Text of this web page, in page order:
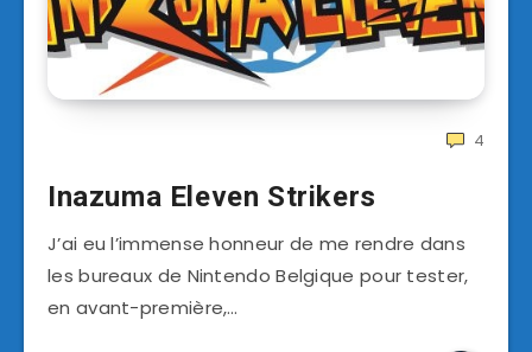
4
Inazuma Eleven Strikers
J’ai eu l’immense honneur de me rendre dans
les bureaux de Nintendo Belgique pour tester,
en avant-première,…